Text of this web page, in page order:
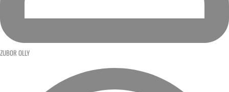
ZUBOR OLLY